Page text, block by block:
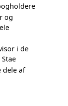
og
i de
dele af